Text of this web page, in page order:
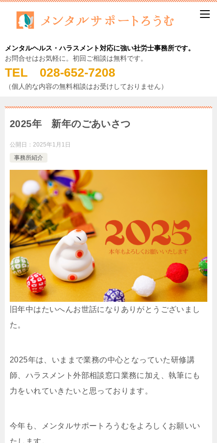
メンタルヘルス・ハラスメント対応に強い社労士事務所です。
お問合せはお気軽に。初回ご相談は無料です。
TEL 028-652-7208
（個人的な内容の無料相談はお受けしておりません）
2025年 新年のごあいさつ
公開日： 2025年1月1日
事務所紹介
旧年中はたいへんお世話になりありがとうございまし
た。
2025年は、いままで業務の中心となっていた研修講
師、ハラスメント外部相談窓口業務に加え、執筆にも
力をいれていきたいと思っております。
今年も、メンタルサポートろうむをよろしくお願いい
たします。